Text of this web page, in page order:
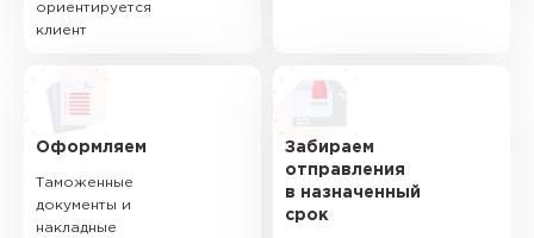
ориентируется
клиент
Оформляем
Таможенные
документы и
накладные
Забираем
отправления
в назначенный
срок